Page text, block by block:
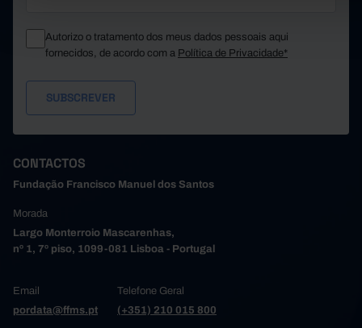
Autorizo o tratamento dos meus dados pessoais aqui
fornecidos, de acordo com a Política de Privacidade*
CONTACTOS
Fundação Francisco Manuel dos Santos
Morada
Largo Monterroio Mascarenhas,
nº 1, 7º piso, 1099-081 Lisboa - Portugal
Email
pordata@ffms.pt
Telefone Geral
(+351) 210 015 800